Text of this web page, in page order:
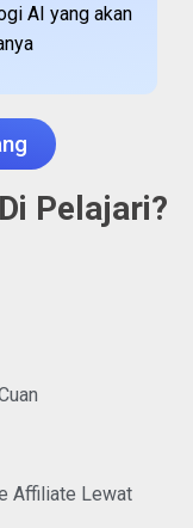
AI yang akan
Pelajari?
Affiliate Lewat